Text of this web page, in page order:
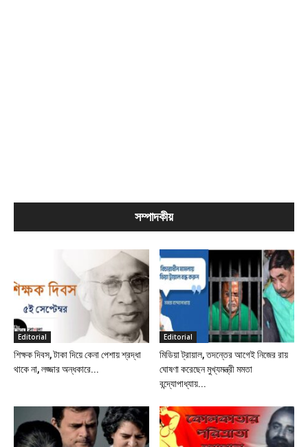
সম্পাদকীয়
Editorial
শিক্ষক দিবস, টাকা দিয়ে কেনা পেশায় শ্রদ্ধা
থাকে না, লজ্জার অন্ধকারে...
Editorial
মিডিয়া ট্রায়াল, তদন্তের আগেই নিজের রায়
ঘোষণা করেছেন মুখ্যমন্ত্রী মমতা
বন্দ্যোপাধ্যায়...